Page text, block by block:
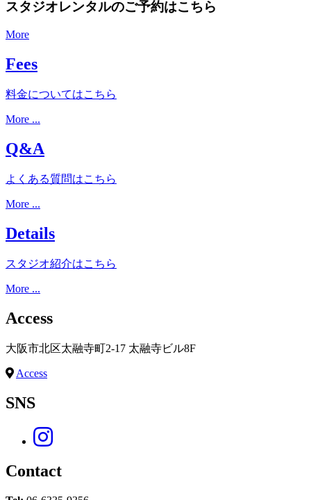
スタジオレンタルのご予約はこちら
More
Fees
料金についてはこちら
More ...
Q&A
よくある質問はこちら
More ...
Details
スタジオ紹介はこちら
More ...
Access
大阪市北区太融寺町2-17 太融寺ビル8F
Access
SNS
Contact